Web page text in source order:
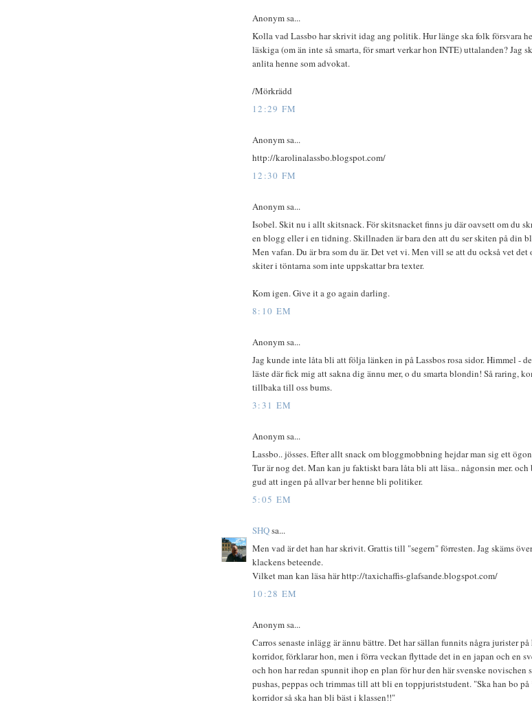
Anonym sa...
Kolla vad Lassbo har skrivit idag ang politik. Hur länge ska folk försvara
läskiga (om än inte så smarta, för smart verkar hon INTE) uttalanden? Jag
anlita henne som advokat.
/Mörkrädd
12:29 FM
Anonym sa...
http://karolinalassbo.blogspot.com/
12:30 FM
Anonym sa...
Isobel. Skit nu i allt skitsnack. För skitsnacket finns ju där oavsett om du
en blogg eller i en tidning. Skillnaden är bara den att du ser skiten på din
Men vafan. Du är bra som du är. Det vet vi. Men vill se att du också vet det
skiter i töntarna som inte uppskattar bra texter.
Kom igen. Give it a go again darling.
8:10 EM
Anonym sa...
Jag kunde inte låta bli att följa länken in på Lassbos rosa sidor. Himmel -
läste där fick mig att sakna dig ännu mer, o du smarta blondin! Så raring,
tillbaka till oss bums.
3:31 EM
Anonym sa...
Lassbo.. jösses. Efter allt snack om bloggmobbning hejdar man sig ett
Tur är nog det. Man kan ju faktiskt bara låta bli att läsa.. någonsin mer.
gud att ingen på allvar ber henne bli politiker.
5:05 EM
SHQsa...
Men vad är det han har skrivit. Grattis till "segern" förresten. Jag skäms över
klackens beteende.
Vilket man kan läsa här http://taxichaffis-glafsande.blogspot.com/
10:28 EM
Anonym sa...
Carros senaste inlägg är ännu bättre. Det har sällan funnits några jurister på
korridor, förklarar hon, men i förra veckan flyttade det in en japan och en
och hon har redan spunnit ihop en plan för hur den här svenske novischen
pushas, peppas och trimmas till att bli en toppjuriststudent. "Ska han bo
korridor så ska han bli bäst i klassen!!"